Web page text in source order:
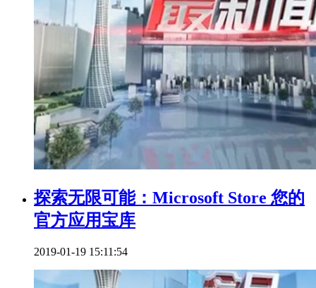
探索无限可能：Microsoft Store 您的
官方应用宝库
2019-01-19 15:11:54